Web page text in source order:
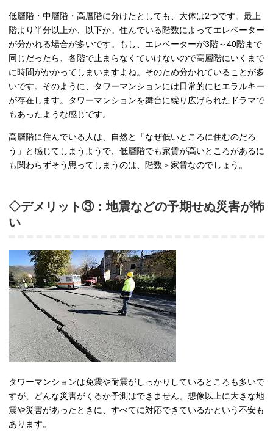
低層階・中層階・高層階に分けたとしても、大体は2つです。最上
階より半分以上か、以下か。住んでいる階数によってエレベーター
が分かれる場合が多いです。もし、エレベーターが3階～40階まで
同じだったら、各階で止まらなくていけないので高層階にいくまで
に時間がかかってしまいますよね。そのため分かれていることが多
いです。そのように、タワーマンションには日常的にヒエラルキー
が存在します。タワーマンションを舞台に繰り広げられたドラマで
もあったような感じです。
高層階に住んでいる人は、自然と「なぜ低いところに住むのだろ
う」と感じてしまうようで、低層階でも家賃が高いところがあるに
も関わらずそう思ってしまうのは、階数＞家賃なのでしょう。
◇デメリット③：地震などの予期せぬ災害が怖
い
タワーマンションは免震や耐震がしっかりしているところも多いで
すが、どんな災害がくるか予測はできません。想像以上に大きな地
震や災害があったときに、すべてに対応できているかという不安も
あります。